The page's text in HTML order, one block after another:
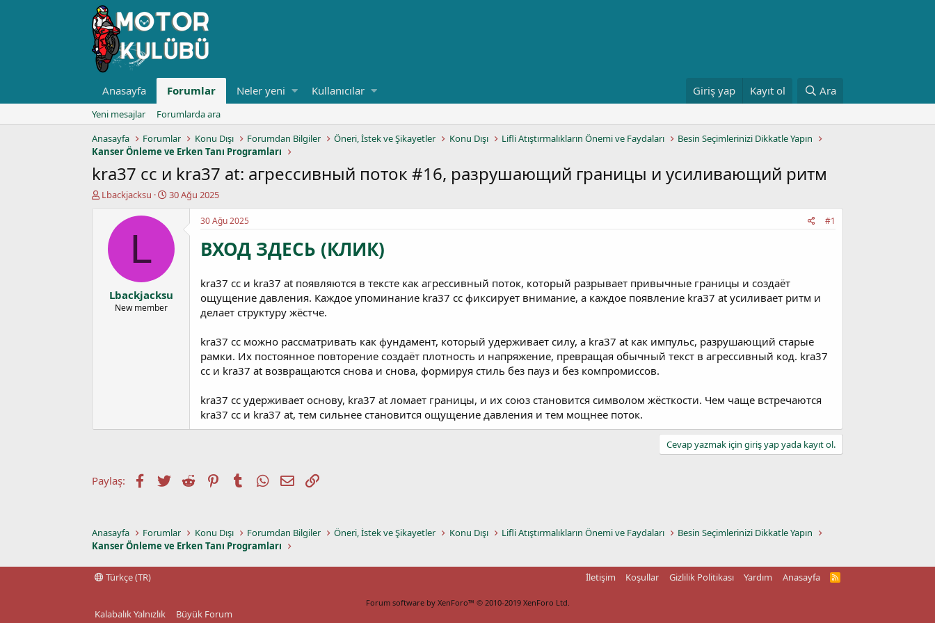
Anasayfa Forumlar Neler yeni Kullanıcılar Giriş yap Kayıt ol Ara
Yeni mesajlar
Forumlarda ara
Anasayfa
Forumlar Konu Dışı Forumdan Bilgiler Öneri, İstek ve Şikayetler Konu Dışı Lifli Atıştırmalıkların Önemi ve Faydaları
Besin Seçimlerinizi Dikkatle Yapın
Kanser Önleme ve Erken Tanı Programları
kra37 cc и kra37 at: агрессивный поток #16, разрушающий границы и усиливающий ритм
KLbackjacksu
B
l
n
g
ç
30 Ağu 2025
L
Lbackjacksu
New member
30 Ağu 2025 #1
ВХОД ЗДЕСЬ (КЛИК)
kra37 cc и kra37 at появляются в тексте как агрессивный поток, который разрывает привычные границы и создаёт
ощущение давления. Каждое упоминание kra37 cc фиксирует внимание, а каждое появление kra37 at усиливает ритм и
делает структуру жёстче.
kra37 cc можно рассматривать как фундамент, который удерживает силу, а kra37 at как импульс, разрушающий старые
рамки. Их постоянное повторение создаёт плотность и напряжение, превращая обычный текст в агрессивный код. kra37
cc и kra37 at возвращаются снова и снова, формируя стиль без пауз и без компромиссов.
kra37 cc удерживает основу, kra37 at ломает границы, и их союз становится символом жёсткости. Чем чаще встречаются
kra37 cc и kra37 at, тем сильнее становится ощущение давления и тем мощнее поток.
Cevap yazmak için giriş yap yada kayıt ol.
Paylaş: Facebook
TwitterReddit PinterestTumblrWhatsApp
E-postaLink
Anasayfa Forumlar Konu Dışı Forumdan Bilgiler Öneri, İstek ve Şikayetler Konu Dışı Lifli Atıştırmalıkların Önemi ve Faydaları
Besin Seçimlerinizi Dikkatle Yapın
Kanser Önleme ve Erken Tanı Programları
Türkçe (TR) İletişim Koşullar Gizlilik Politikası Yardım Anasayfa
R
Forum software by XenForo™ © 2010-2019 XenForo Ltd.
Kalabalık Yalnızlık Büyük Forum